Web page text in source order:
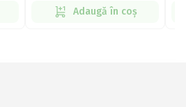
Adaugă în coș